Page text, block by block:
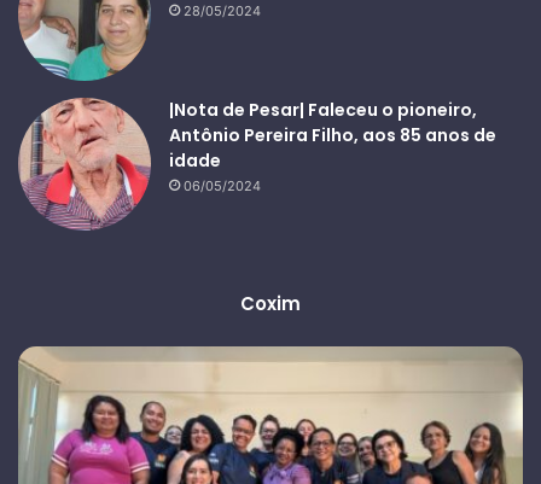
28/05/2024
|Nota de Pesar| Faleceu o pioneiro,
Antônio Pereira Filho, aos 85 anos de
idade
06/05/2024
Coxim